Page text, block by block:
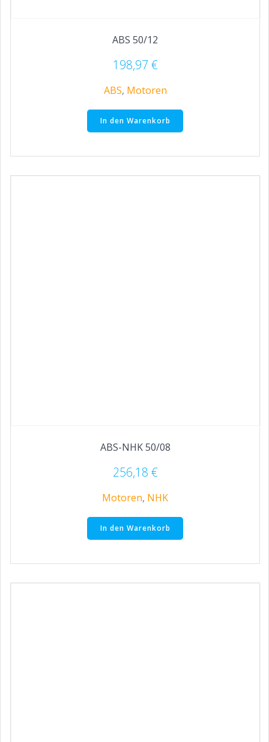
ABS 50/12
198,97 €
ABS, Motoren
In den Warenkorb
ABS-NHK 50/08
256,18 €
Motoren, NHK
In den Warenkorb